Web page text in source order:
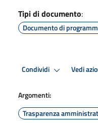
Tipi di documento:
Documento di
Condividi Vedi
Argomenti:
Trasparenza